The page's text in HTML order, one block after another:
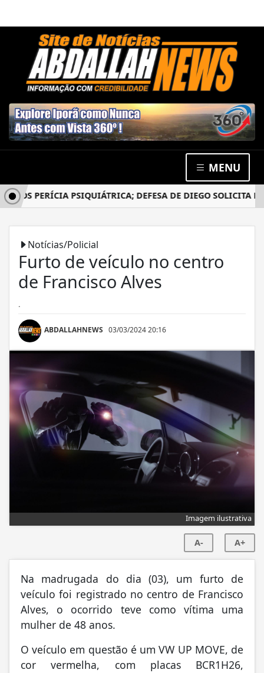
MENU
PERÍCIA PSIQUIÁTRICA; DEFESA DE DIEGO SOLICITA
Notícias/Policial
Furto de veículo no centro
de Francisco Alves
.
ABDALLAHNEWS 03/03/2024 20:16
Imagem ilustrativa
A- A+
Na madrugada do dia (03), um furto de
veículo foi registrado no centro de Francisco
Alves, o ocorrido teve como vítima uma
mulher de 48 anos.
O veículo em questão é um VW UP MOVE, de
cor vermelha, com placas BCR1H26,